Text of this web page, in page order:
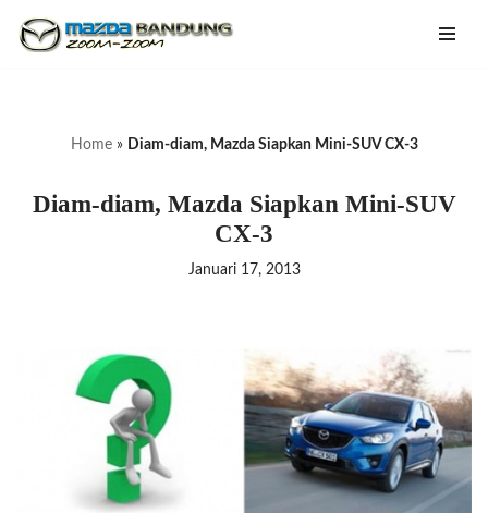
Home» Diam-diam, Mazda Siapkan Mini-SUV CX-3
Diam-diam, Mazda Siapkan Mini-SUV
CX-3
Januari 17, 2013